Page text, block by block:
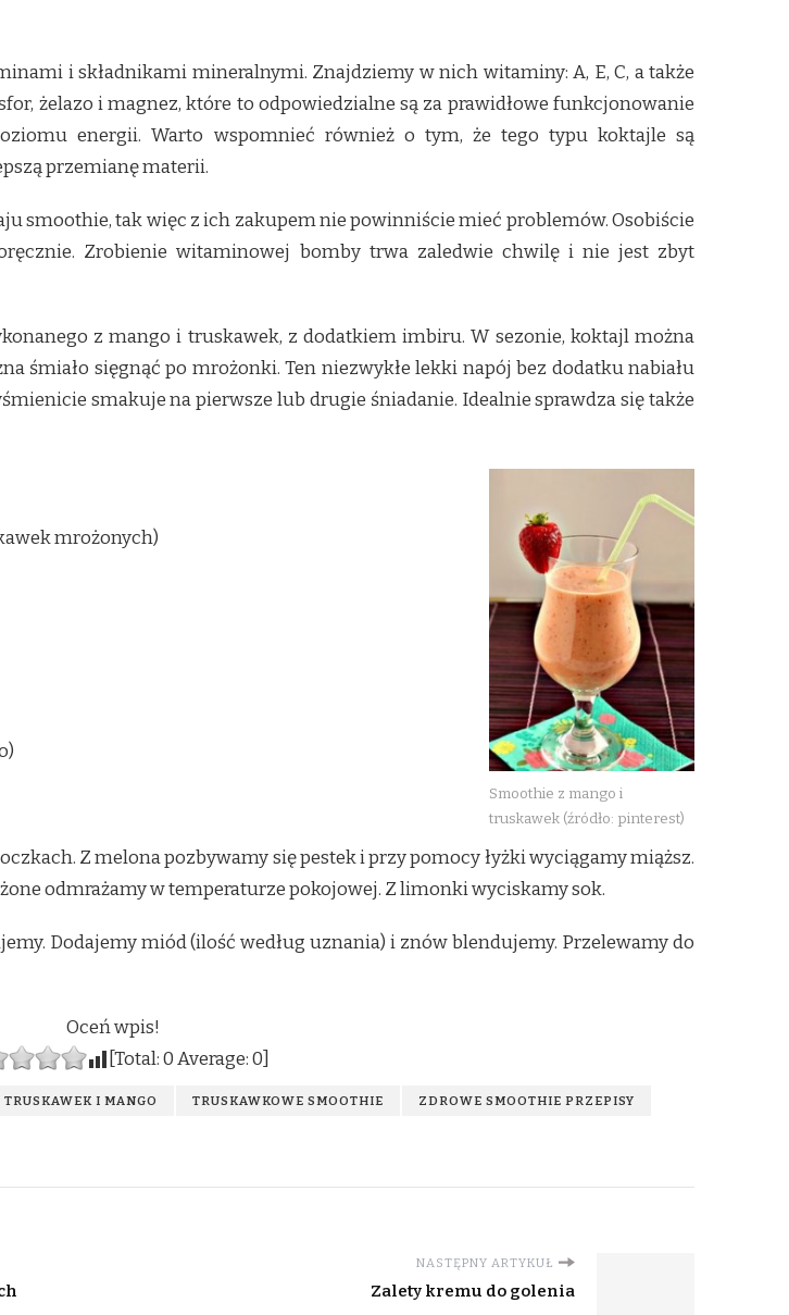
i składnikami mineralnymi. Znajdziemy w nich witaminy: A, E, C, a także
żelazo i magnez, które to odpowiedzialne są za prawidłowe funkcjonowanie
energii. Warto wspomnieć również o tym, że tego typu koktajle są
przemianę materii.
smoothie, tak więc z ich zakupem nie powinniście mieć problemów. Osobiście
Zrobienie witaminowej bomby trwa zaledwie chwilę i nie jest zbyt
z mango i truskawek, z dodatkiem imbiru. W sezonie, koktajl można
śmiało sięgnąć po mrożonki. Ten niezwykłe lekki napój bez dodatku nabiału
smakuje na pierwsze lub drugie śniadanie. Idealnie sprawdza się także
Smoothie z mango i
truskawek (źródło: pinterest)
mrożonych)
Z melona pozbywamy się pestek i przy pomocy łyżki wyciągamy miąższ.
odmrażamy w temperaturze pokojowej. Z limonki wyciskamy sok.
Dodajemy miód (ilość według uznania) i znów blendujemy. Przelewamy do
Oceń wpis!
[Total:0Average:0]
I MANGO TRUSKAWKOWE SMOOTHIE ZDROWE SMOOTHIE PRZEPISY
NASTĘPNY ARTYKUŁ
Zalety kremu do golenia